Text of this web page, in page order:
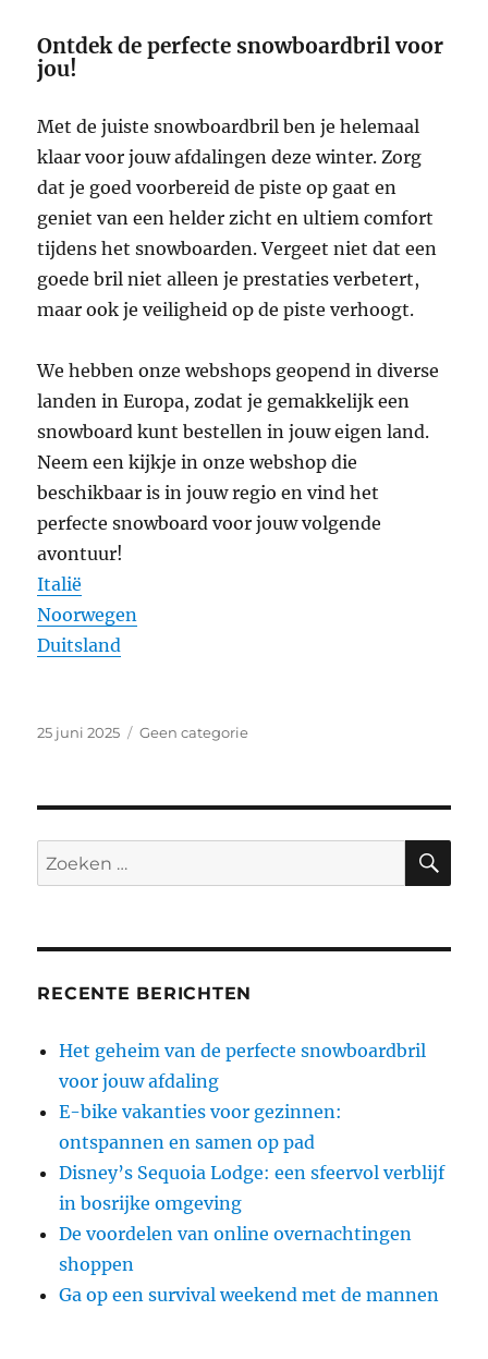
Ontdek de perfecte snowboardbril voor
jou!
Met de juiste snowboardbril ben je helemaal
klaar voor jouw afdalingen deze winter. Zorg
dat je goed voorbereid de piste op gaat en
geniet van een helder zicht en ultiem comfort
tijdens het snowboarden. Vergeet niet dat een
goede bril niet alleen je prestaties verbetert,
maar ook je veiligheid op de piste verhoogt.
We hebben onze webshops geopend in diverse
landen in Europa, zodat je gemakkelijk een
snowboard kunt bestellen in jouw eigen land.
Neem een kijkje in onze webshop die
beschikbaar is in jouw regio en vind het
perfecte snowboard voor jouw volgende
avontuur!
Italië
Noorwegen
Duitsland
Geplaatst
25 juni 2025 Categorieën
Geen categorie
Zoeken
naar:
RECENTE BERICHTEN
Het geheim van de perfecte snowboardbril
voor jouw afdaling
E-bike vakanties voor gezinnen:
ontspannen en samen op pad
Disney’s Sequoia Lodge: een sfeervol verblijf
in bosrijke omgeving
De voordelen van online overnachtingen
shoppen
Ga op een survival weekend met de mannen